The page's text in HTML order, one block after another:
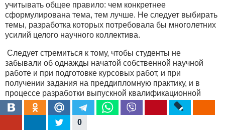
учитывать общее правило: чем конкретнее
сформулирована тема, тем лучше. Не следует выбирать
темы, разработка которых потребовала бы многолетних
усилий целого научного коллектива.
Следует стремиться к тому, чтобы студенты не
забывали об однажды начатой собственной научной
работе и при подготовке курсовых работ, и при
получении задания на преддипломную практику, и в
процессе разработки выпускной квалификационной
работы или дипломного проекта.
Подводя итог вышеизложенному, обобщим:
0